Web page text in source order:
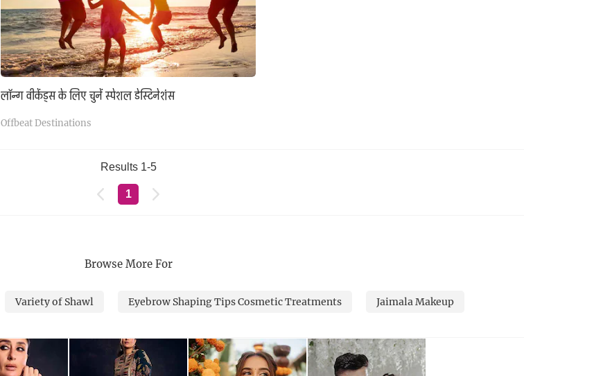
लॉन्ग वीकेंड्स के लिए चुनें स्पेशल डेस्टिनेशंस
Offbeat Destinations
Results 1-5
1
Browse More For
Variety of Shawl Eyebrow Shaping Tips Cosmetic Treatments Jaimala Makeup